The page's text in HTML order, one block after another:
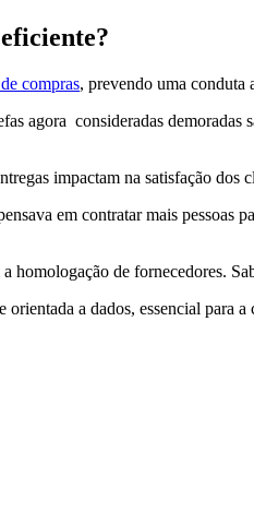
compras, prevendo uma conduta
agora consideradas
impactam na satisfação dos
em contratar mais pessoas
homologação de fornecedores.
a dados, essencial para